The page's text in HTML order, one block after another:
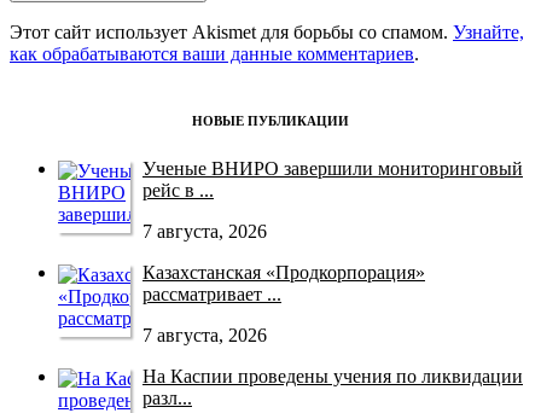
Этот сайт использует Akismet для борьбы со спамом. Узнайте,
как обрабатываются ваши данные комментариев.
НОВЫЕ ПУБЛИКАЦИИ
Ученые ВНИРО завершили мониторинговый
рейс в ...
7 августа, 2026
Казахстанская «Продкорпорация»
рассматривает ...
7 августа, 2026
На Каспии проведены учения по ликвидации
разл...